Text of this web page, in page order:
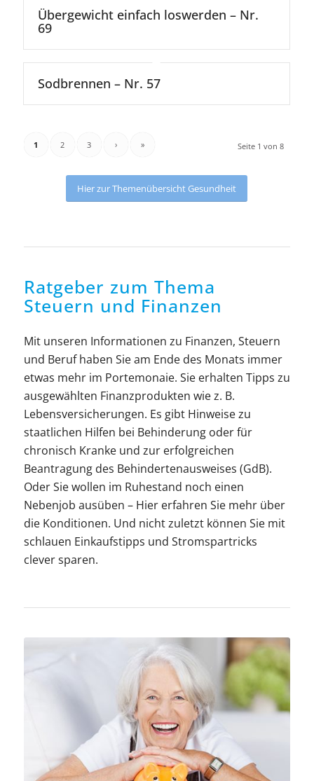
Übergewicht einfach loswerden – Nr.
69
Sodbrennen – Nr. 57
Seite 1 von 8
1 2 3 › »
Hier zur Themenübersicht Gesundheit
Ratgeber zum Thema
Steuern und Finanzen
Mit unseren Informationen zu Finanzen, Steuern
und Beruf haben Sie am Ende des Monats immer
etwas mehr im Portemonaie. Sie erhalten Tipps zu
ausgewählten Finanzprodukten wie z. B.
Lebensversicherungen. Es gibt Hinweise zu
staatlichen Hilfen bei Behinderung oder für
chronisch Kranke und zur erfolgreichen
Beantragung des Behindertenausweises (GdB).
Oder Sie wollen im Ruhestand noch einen
Nebenjob ausüben – Hier erfahren Sie mehr über
die Konditionen. Und nicht zuletzt können Sie mit
schlauen Einkaufstipps und Stromspartricks
clever sparen.